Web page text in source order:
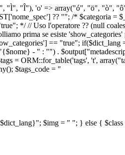
"Î"), 'o' => array("ó", "ö", "ò",
?? ""; /* $categoria =
*/ // Uso l'operatore ?? (null
prima se esiste 'show_categories'
== "true";
- " : "") .
= ORM::for_table('tags', 't',
$tags_code = "
$img = " "; } else {